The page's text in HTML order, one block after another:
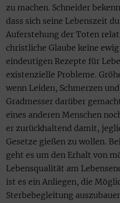
zu machen. Schneider
dass sich seine Lebenszeit
Auferstehung der Toten
christliche Glaube keine
eindeutigen Rezepte für
existenzielle Probleme.
wenn Leiden, Schmerzen
Gradmesser darüber
eines anderen Menschen
er zurückhaltend damit,
Gesetze gießen zu wollen.
geht es um den Erhalt von
Lebensqualität am
ist es ein Anliegen, die
Sterbebegleitung